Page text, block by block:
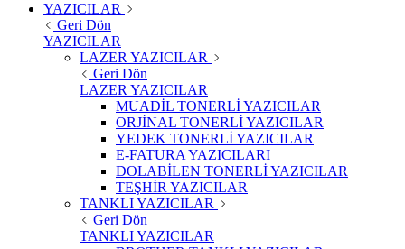
YAZICILAR
Geri Dön
YAZICILAR
LAZER YAZICILAR
Geri Dön
LAZER YAZICILAR
MUADİL TONERLİ YAZICILAR
ORJİNAL TONERLİ YAZICILAR
YEDEK TONERLİ YAZICILAR
E-FATURA YAZICILARI
DOLABİLEN TONERLİ YAZICILAR
TEŞHİR YAZICILAR
TANKLI YAZICILAR
Geri Dön
TANKLI YAZICILAR